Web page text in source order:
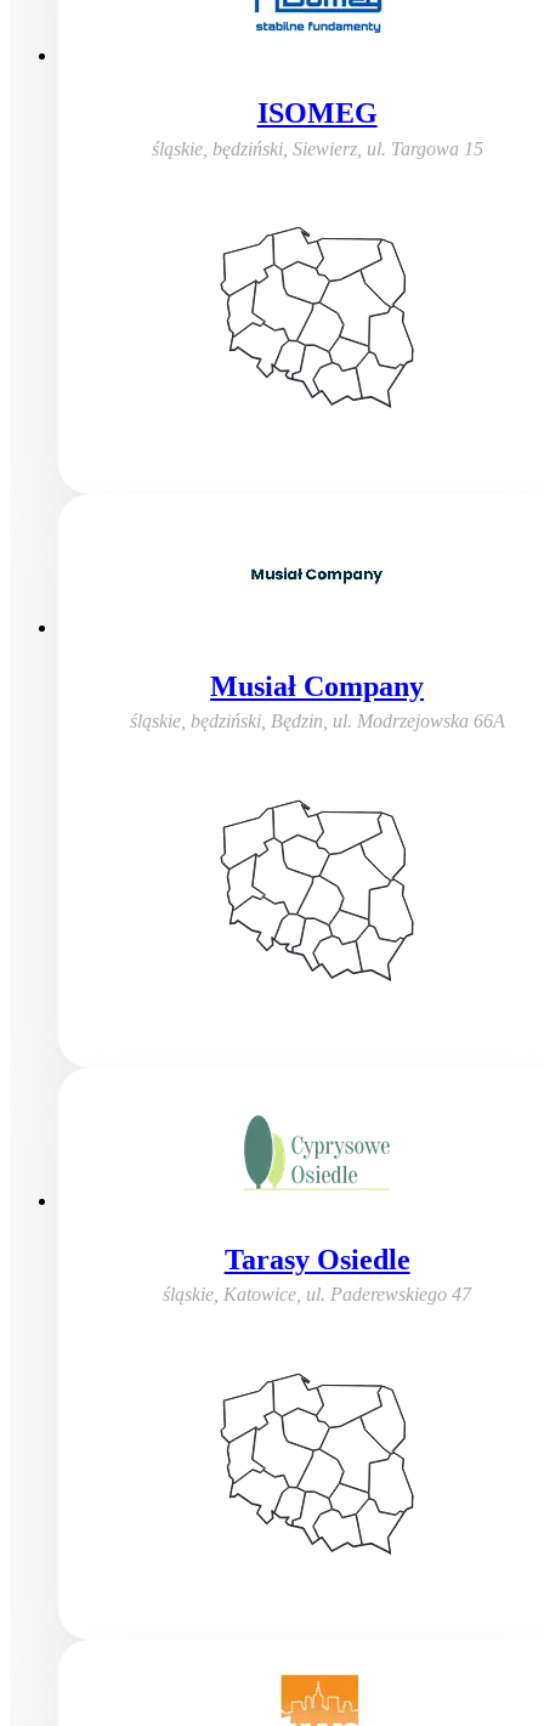
ISOMEG
śląskie, będziński, Siewierz, ul. Targowa 15
Musiał Company
śląskie, będziński, Będzin ul. Modrzejowska 66A
Tarasy Osiedle
śląskie, Katowice ul. Paderewskiego 47